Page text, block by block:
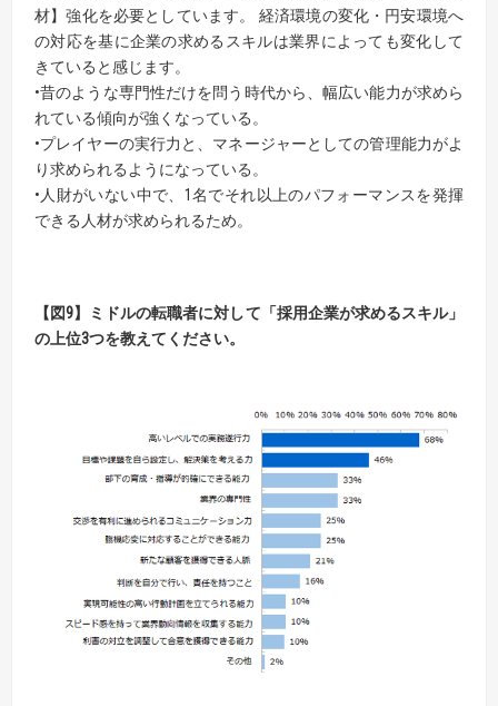
材】強化を必要としています。 経済環境の変化・円安環境へ
の対応を基に企業の求めるスキルは業界によっても変化して
きていると感じます。
•昔のような専門性だけを問う時代から、幅広い能力が求めら
れている傾向が強くなっている。
•プレイヤーの実行力と、マネージャーとしての管理能力がよ
り求められるようになっている。
•人財がいない中で、1名でそれ以上のパフォーマンスを発揮
できる人材が求められるため。
【図9】ミドルの転職者に対して「採用企業が求めるスキル」
の上位3つを教えてください。